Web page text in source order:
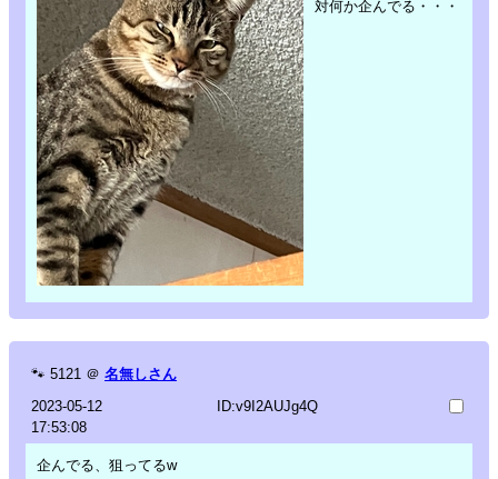
対何か企んでる・・・
🐾 5121 ＠ 名無しさん
2023-05-12
17:53:08
ID:v9I2AUJg4Q
企んでる、狙ってるw